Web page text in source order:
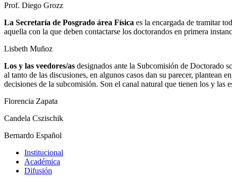
Prof. Diego Grozz
La Secretaría de Posgrado área Física es la encargada de tramitar
aquella con la que deben contactarse los doctorandos en primera
Lisbeth Muñoz
Los y las veedores/as designados ante la Subcomisión de Doctorado
al tanto de las discusiones, en algunos casos dan su parecer, plantean
decisiones de la subcomisión. Son el canal natural que tienen los y las
Florencia Zapata
Candela Cszischik
Bernardo Español
Institucional
Académica
Difusión